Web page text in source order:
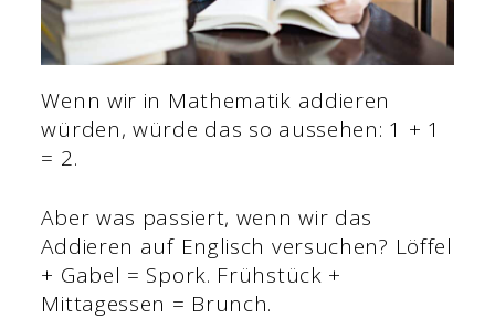
Wenn wir in Mathematik addieren
würden, würde das so aussehen: 1 + 1
= 2.
Aber was passiert, wenn wir das
Addieren auf Englisch versuchen? Löffel
+ Gabel = Spork. Frühstück +
Mittagessen = Brunch.